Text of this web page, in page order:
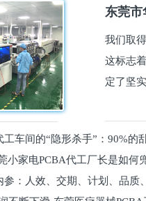
东莞市
我们取
这标志
定了坚
工车间的“隐形杀手”：90%的
小家电PCBA代工厂长是如何
参：人效、交期、计划、品